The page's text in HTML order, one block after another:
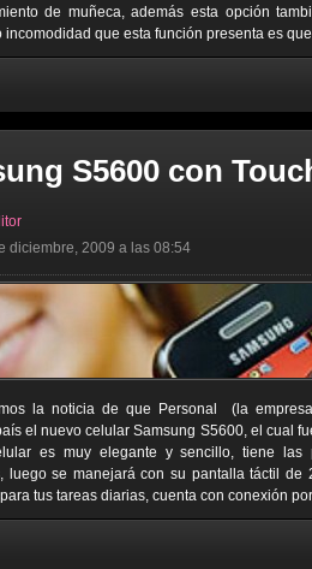
de muñeca, además esta opción
que esta función presenta es
S5600 con
diciembre, 2009 a las 08:54
la noticia de que Personal (la
el nuevo celular Samsung S5600, el cual
es muy elegante y sencillo, tiene las
luego se manejará con su pantalla táctil de
tus tareas diarias, cuenta con conexión